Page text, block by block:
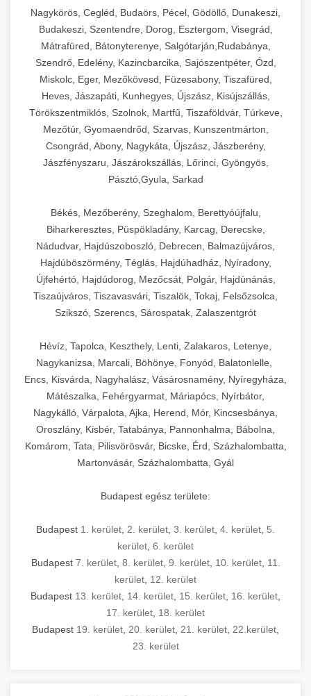
chef-iparikonyhagepek.hu
élelmiszer-előkészítéshez. Különböző reszelési
méretek különböző alkalmazásokhoz.
chef-iparikonyhagepek.hu
kereskedelmi sajtreszelő
🍳 28. Nagykonyhai
Berendezések
+
Teljes körű nagykonyhai berendezések és
professzionális vendéglátóipari kellékek.
Minden, ami szükséges éttermi és catering
műveletekhez.
chef-iparikonyhagepek.hu
kereskedelmi konyhai megoldások
Nagykörös, Cegléd, Budaörs, Pécel, Gödöllő, Dunakeszi,
Budakeszi, Szentendre, Dorog, Esztergom, Visegrád,
Mátrafüred, Bátonyterenye, Salgótarján,Rudabánya,
Szendrő, Edelény, Kazincbarcika, Sajószentpéter, Ózd,
Miskolc, Eger, Mezőkövesd, Füzesabony, Tiszafüred,
Heves, Jászapáti, Kunhegyes, Újszász, Kisújszállás,
Törökszentmiklós, Szolnok, Martfű, Tiszaföldvár, Túrkeve,
Mezőtúr, Gyomaendrőd, Szarvas, Kunszentmárton,
Csongrád, Abony, Nagykáta, Újszász, Jászberény,
Jászfényszaru, Jászárokszállás, Lőrinci, Gyöngyös,
Pásztó,Gyula, Sarkad
Békés, Mezőberény, Szeghalom, Berettyóújfalu,
Biharkeresztes, Püspökladány, Karcag, Derecske,
Nádudvar, Hajdúszoboszló, Debrecen, Balmazújváros,
Hajdúböszörmény, Téglás, Hajdúhadház, Nyíradony,
Újfehértó, Hajdúdorog, Mezőcsát, Polgár, Hajdúnánás,
Tiszaújváros, Tiszavasvári, Tiszalök, Tokaj, Felsőzsolca,
Szikszó, Szerencs, Sárospatak, Zalaszentgrót
Hévíz, Tapolca, Keszthely, Lenti, Zalakaros, Letenye,
Nagykanizsa, Marcali, Böhönye, Fonyód, Balatonlelle,
Encs, Kisvárda, Nagyhalász, Vásárosnamény, Nyíregyháza,
Mátészalka, Fehérgyarmat, Máriapócs, Nyírbátor,
Nagykálló, Várpalota, Ajka, Herend, Mór, Kincsesbánya,
Oroszlány, Kisbér, Tatabánya, Pannonhalma, Bábolna,
Komárom, Tata, Pilisvörösvár, Bicske, Érd, Százhalombatta,
Martonvásár, Százhalombatta, Gyál
Budapest egész területe:
Budapest 1. kerület 2. kerület 3. kerület 4. kerület 5.
kerület 6. kerület
Budapest 7. kerület, 8. kerület, 9. kerület, 10. kerület, 11.
kerület 12. kerület
Budapest 13. kerület 14. kerület 15. kerület 16. kerület
17. kerület 18. kerület
Budapest 19. kerület 20. kerület 21. kerület 22.kerület
23. kerület